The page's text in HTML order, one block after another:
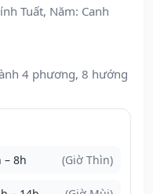
Tuất, Năm: Canh
4 phương, 8 hướng
– 8h (Giờ Thìn)